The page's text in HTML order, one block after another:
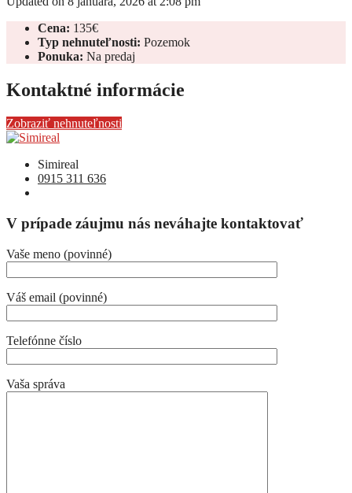
Cena: 135€
Typ nehnuteľnosti: Pozemok
Ponuka: Na predaj
Kontaktné informácie
Zobraziť nehnuteľnosti
Simireal
0915 311 636
V prípade záujmu nás neváhajte kontaktovať
Vaše meno (povinné)
Váš email (povinné)
Telefónne číslo
Vaša správa